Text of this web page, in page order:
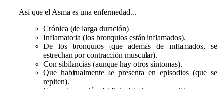
Así que el Asma es una enfermedad...
Crónica (de larga duración)
Inflamatoria (los bronquios están inflamados).
De los bronquios (que además de inflamados, se
estrechan por contracción muscular).
Con sibilancias (aunque hay otros síntomas).
Que habitualmente se presenta en episodios (que se
repiten).